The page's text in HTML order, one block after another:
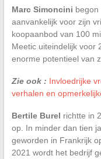
Marc Simoncini begon
aanvankelijk voor zijn
koopaanbod van 100
Meetic uiteindelijk voor
enorme potentieel van
Zie ook : Invloedrijke
verhalen en
Bertile Burel richtte in
op. In minder dan tien
geworden in Frankrijk
2021 wordt het bedrijf